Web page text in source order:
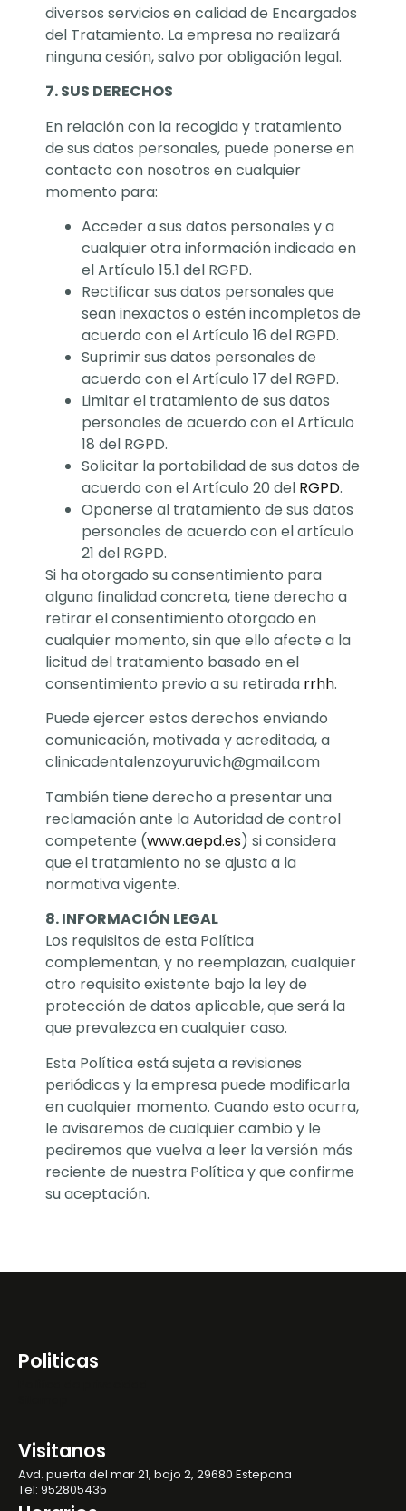
diversos servicios en calidad de Encargados
del Tratamiento. La empresa no realizará
ninguna cesión, salvo por obligación legal.
7. SUS DERECHOS
En relación con la recogida y tratamiento
de sus datos personales, puede ponerse en
contacto con nosotros en cualquier
momento para:
Acceder a sus datos personales y a
cualquier otra información indicada en
el Artículo 15.1 del RGPD.
Rectificar sus datos personales que
sean inexactos o estén incompletos de
acuerdo con el Artículo 16 del RGPD.
Suprimir sus datos personales de
acuerdo con el Artículo 17 del RGPD.
Limitar el tratamiento de sus datos
personales de acuerdo con el Artículo
18 del RGPD.
Solicitar la portabilidad de sus datos de
acuerdo con el Artículo 20 del RGPD.
Oponerse al tratamiento de sus datos
personales de acuerdo con el artículo
21 del RGPD.
Si ha otorgado su consentimiento para
alguna finalidad concreta, tiene derecho a
retirar el consentimiento otorgado en
cualquier momento, sin que ello afecte a la
licitud del tratamiento basado en el
consentimiento previo a su retirada rrhh.
Puede ejercer estos derechos enviando
comunicación, motivada y acreditada, a
clinicadentalenzoyuruvich@gmail.com
También tiene derecho a presentar una
reclamación ante la Autoridad de control
competente (www.aepd.es) si considera
que el tratamiento no se ajusta a la
normativa vigente.
8. INFORMACIÓN LEGAL
Los requisitos de esta Política
complementan, y no reemplazan, cualquier
otro requisito existente bajo la ley de
protección de datos aplicable, que será la
que prevalezca en cualquier caso.
Esta Política está sujeta a revisiones
periódicas y la empresa puede modificarla
en cualquier momento. Cuando esto ocurra,
le avisaremos de cualquier cambio y le
pediremos que vuelva a leer la versión más
reciente de nuestra Política y que confirme
su aceptación.
Politicas
Visitanos
Avd. puerta del mar 21, bajo 2, 29680 Estepona
Tel: 952805435